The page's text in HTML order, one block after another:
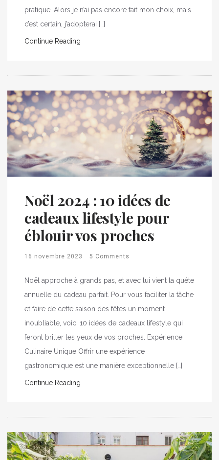
pratique. Alors je n’ai pas encore fait mon choix, mais
c’est certain, j’adopterai […]
Continue Reading
Noël 2024 : 10 idées de
cadeaux lifestyle pour
éblouir vos proches
16 novembre 2023 5 Comments
Noël approche à grands pas, et avec lui vient la quête
annuelle du cadeau parfait. Pour vous faciliter la tâche
et faire de cette saison des fêtes un moment
inoubliable, voici 10 idées de cadeaux lifestyle qui
feront briller les yeux de vos proches. Expérience
Culinaire Unique Offrir une expérience
gastronomique est une manière exceptionnelle […]
Continue Reading